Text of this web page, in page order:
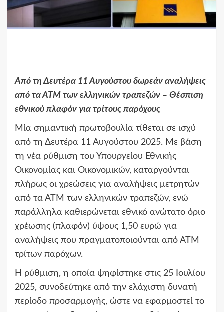
Από τη Δευτέρα 11 Αυγούστου δωρεάν αναλήψεις
από τα ΑΤΜ των ελληνικών τραπεζών – Θέσπιση
εθνικού πλαφόν για τρίτους παρόχους
Μία σημαντική πρωτοβουλία τίθεται σε ισχύ
από τη Δευτέρα 11 Αυγούστου 2025. Με βάση
τη νέα ρύθμιση του Υπουργείου Εθνικής
Οικονομίας και Οικονομικών, καταργούνται
πλήρως οι χρεώσεις για αναλήψεις μετρητών
από τα ΑΤΜ των ελληνικών τραπεζών, ενώ
παράλληλα καθιερώνεται εθνικό ανώτατο όριο
χρέωσης (πλαφόν) ύψους 1,50 ευρώ για
αναλήψεις που πραγματοποιούνται από ΑΤΜ
τρίτων παρόχων.
Η ρύθμιση, η οποία ψηφίστηκε στις 25 Ιουλίου
2025, συνοδεύτηκε από την ελάχιστη δυνατή
περίοδο προσαρμογής, ώστε να εφαρμοστεί το